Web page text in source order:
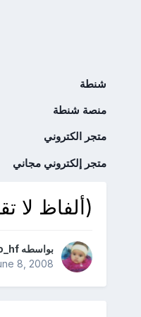
شنطة
منصة شنطة
متجر الكتروني
متجر إلكتروني مجاني
(ألفاظ لا
بواسطه
8, 2008